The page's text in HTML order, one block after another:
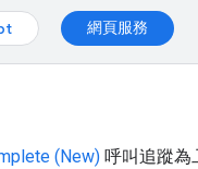
網頁服務
(New) 呼叫追蹤為